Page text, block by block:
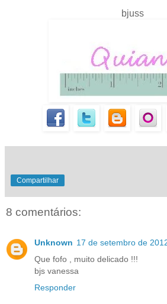
bjuss
Compartilhar
8 comentários:
Unknown 17 de setembro de
Que fofo , muito delicado !!!
bjs vanessa
Responder